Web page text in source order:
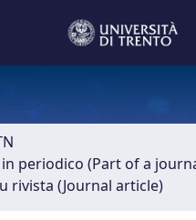
periodico (Part of a
rivista (Journal article)